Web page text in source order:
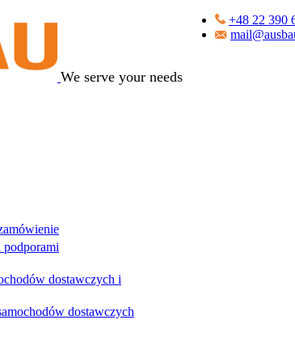
We serve your needs
+48 22 390
podporami
dostawczych i
dostawczych